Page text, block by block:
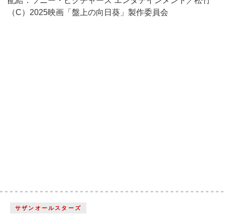
（C）2025映画「盤上の向日葵」製作委員会
サザンオールスターズ